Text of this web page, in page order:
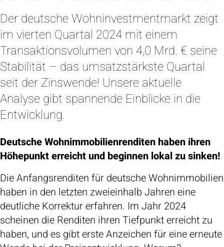
Der deutsche Wohninvestmentmarkt zeigt
im vierten Quartal 2024 mit einem
Transaktionsvolumen von 4,0 Mrd. € seine
Stabilität – das umsatzstärkste Quartal
seit der Zinswende! Unsere aktuelle
Analyse gibt spannende Einblicke in die
Entwicklung.
Deutsche Wohnimmobilienrenditen haben ihren
Höhepunkt erreicht und beginnen lokal zu sinken!
Die Anfangsrenditen für deutsche Wohnimmobilien
haben in den letzten zweieinhalb Jahren eine
deutliche Korrektur erfahren. Im Jahr 2024
scheinen die Renditen ihren Tiefpunkt erreicht zu
haben, und es gibt erste Anzeichen für eine erneute